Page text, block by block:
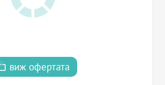
виж офертата